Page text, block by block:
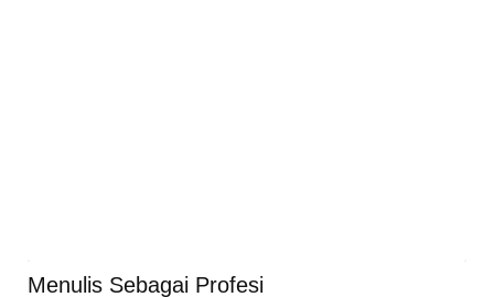
Menulis Sebagai Profesi